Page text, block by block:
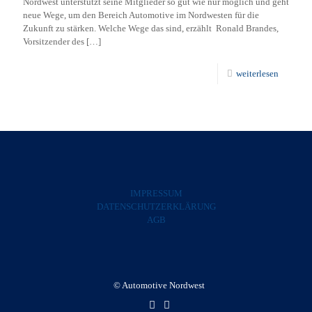
neue Wege, um den Bereich Automotive im Nordwesten für die
Zukunft zu stärken. Welche Wege das sind, erzählt Ronald Brandes,
Vorsitzender des […]
weiterlesen
IMPRESSUM
DATENSCHUTZERKLÄRUNG
AGB
© Automotive Nordwest